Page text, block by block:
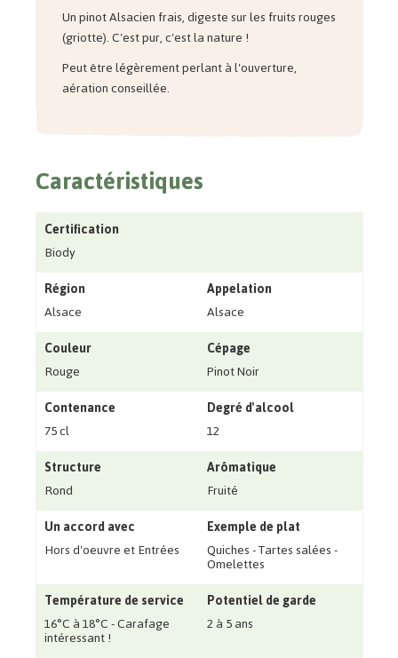
Un pinot Alsacien frais, digeste sur les fruits rouges
(griotte). C'est pur, c'est la nature !
Peut être légèrement perlant à l'ouverture,
aération conseillée.
Caractéristiques
Certification
Biody
Région
Alsace
Appelation
Alsace
Couleur
Rouge
Cépage
Pinot Noir
Contenance
75 cl
Degré d'alcool
12
Structure
Rond
Arômatique
Fruité
Un accord avec
Hors d'oeuvre et Entrées
Exemple de plat
Quiches - Tartes salées -
Omelettes
Température de service
16°C à 18°C - Carafage
intéressant !
Potentiel de garde
2 à 5 ans